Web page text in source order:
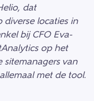
dat
diverse locaties in
bij CFO Eva-
op het
sitemanagers van
met de tool.